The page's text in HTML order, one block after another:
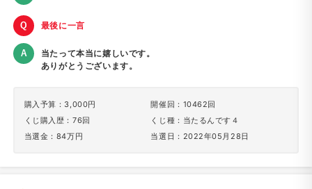
最後に一言
当たって本当に嬉しいです。
ありがとうございます。
購入予算：3,000円
くじ購入歴：76回
当選金：84万円
開催回：10462回
くじ種：当たるんです４
当選日：2022年05月28日